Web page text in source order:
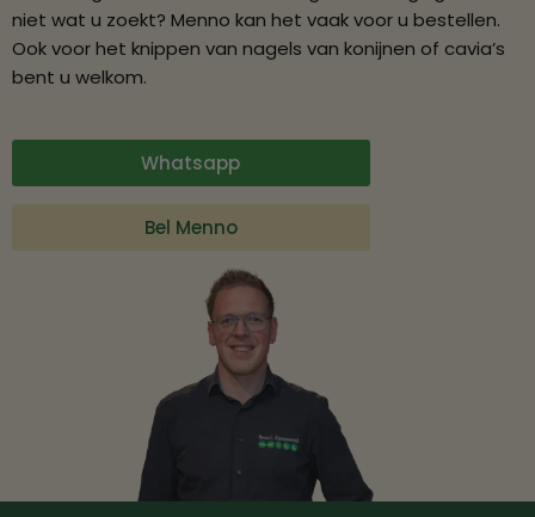
niet wat u zoekt? Menno kan het vaak voor u bestellen.
Ook voor het knippen van nagels van konijnen of cavia’s
bent u welkom.
Whatsapp
Bel Menno